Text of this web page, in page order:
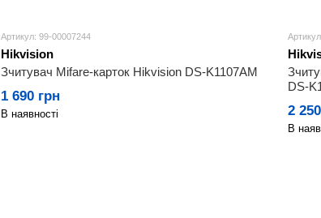
Артикул: 99-00007244
Hikvision
Зчитувач Mifare-карток Hikvision DS-K1107AM
1 690 грн
В наявності
DS-
2
В